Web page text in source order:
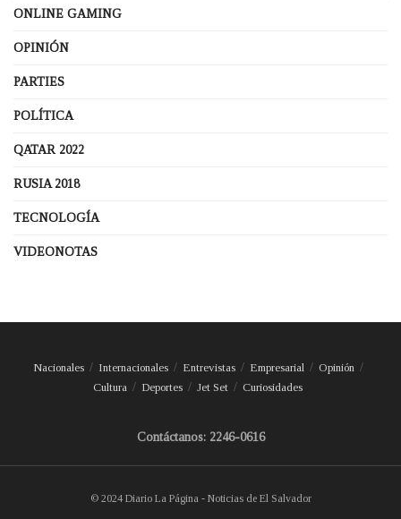
ONLINE GAMING
OPINIÓN
PARTIES
POLÍTICA
QATAR 2022
RUSIA 2018
TECNOLOGÍA
VIDEONOTAS
Nacionales Internacionales Entrevistas Empresarial
Opinión
Cultura
Deportes Jet Set Curiosidades
Contáctanos: 2246-0616
© 2024 Diario La Página - Noticias de El Salvador